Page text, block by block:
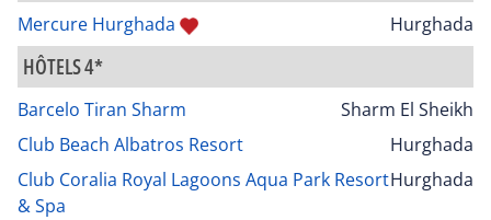
Mercure Hurghada Hurghada
HÔTELS 4*
Barcelo Tiran Sharm
Sharm El Sheikh
Club Beach Albatros Resort
Hurghada
Club Coralia Royal Lagoons Aqua Park Resort
& Spa
Hurghada